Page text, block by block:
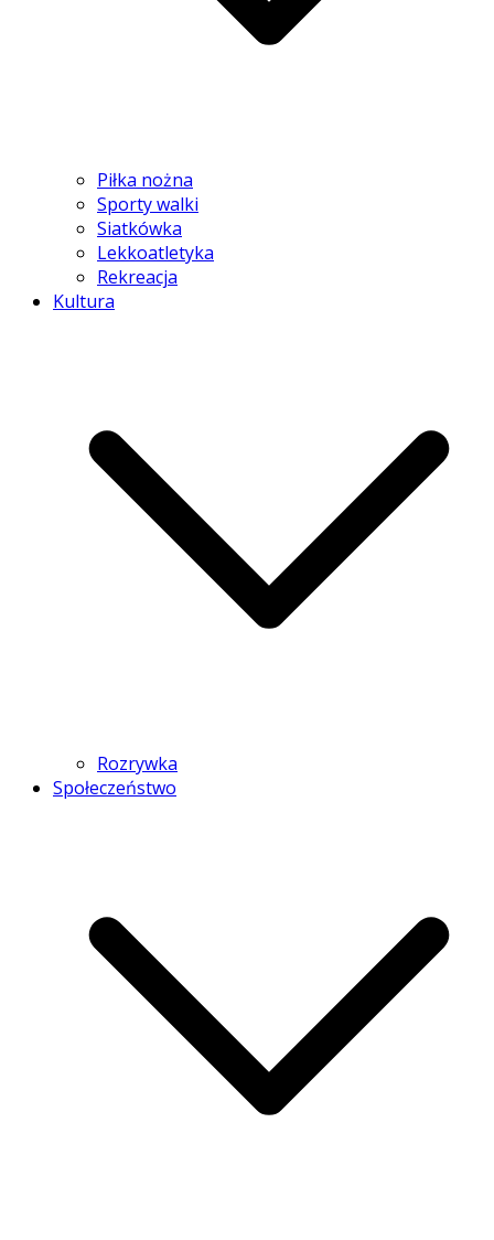
Piłka nożna
Sporty walki
Siatkówka
Lekkoatletyka
Rekreacja
Kultura
Rozrywka
Społeczeństwo